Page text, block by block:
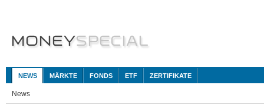
NEWS MÄRKTE FONDS ETF ZERTIFIKATE
News